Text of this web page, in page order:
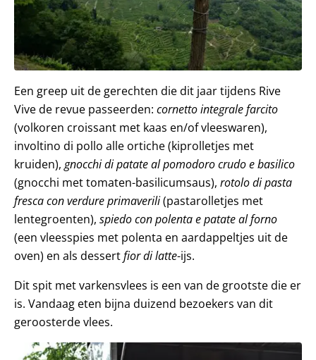
Een greep uit de gerechten die dit jaar tijdens Rive
Vive de revue passeerden: cornetto integrale farcito
(volkoren croissant met kaas en/of vleeswaren),
involtino di pollo alle ortiche (kiprolletjes met
kruiden), gnocchi di patate al pomodoro crudo e basilico
(gnocchi met tomaten-basilicumsaus), rotolo di pasta
fresca con verdure primaverili(pastarolletjes met
lentegroenten), spiedo con polenta e patate al forno
(een vleesspies met polenta en aardappeltjes uit de
oven) en als dessertfior di latte-ijs.
Dit spit met varkensvlees is een van de grootste die er
is. Vandaag eten bijna duizend bezoekers van dit
geroosterde vlees.